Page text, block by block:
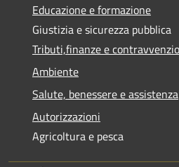
Educazione e formazione
Giustizia e sicurezza pubblica
Tributi,finanze e
Ambiente
Salute, benessere e assistenza
Autorizzazioni
Agricoltura e pesca